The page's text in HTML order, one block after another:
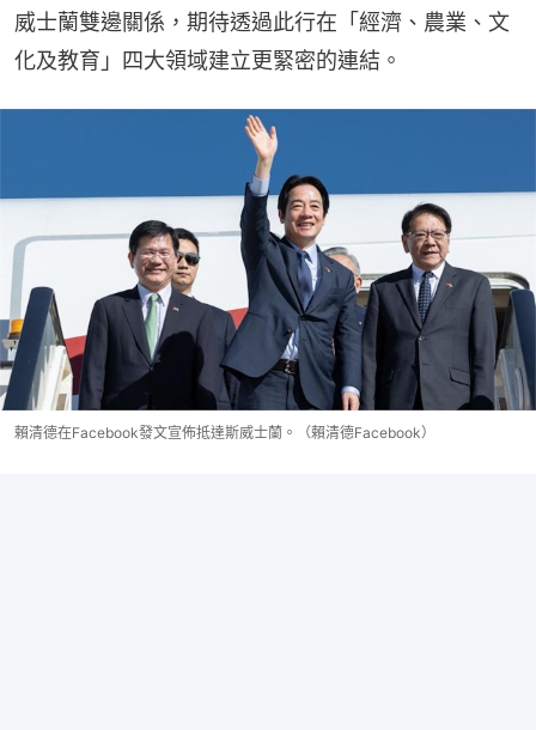
威士蘭雙邊關係，期待透過此行在「經濟、農業、文
化及教育」四大領域建立更緊密的連結。
賴清德在Facebook發文宣佈抵達斯威士蘭。（賴清德Facebook）